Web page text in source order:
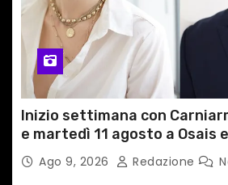
Inizio settimana con
e martedì 11 agosto a Osais
Ago 9, 2026 Redazione